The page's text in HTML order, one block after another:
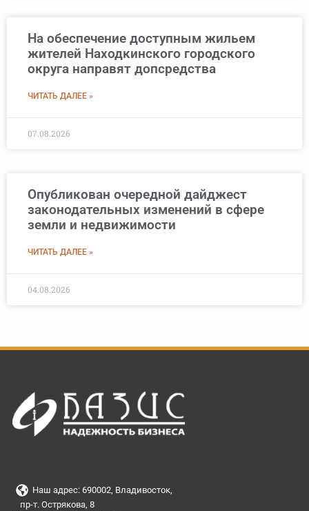
На обеспечение доступным жильем
жителей Находкинского городского
округа направят допсредства
ЧИТАТЬ ДАЛЕЕ »
07.08.2026
Опубликован очередной дайджест
законодательных изменений в сфере
земли и недвижимости
ЧИТАТЬ ДАЛЕЕ »
04.08.2026
Наш адрес: 690002, Владивосток,
пр-т. Острякова, 8